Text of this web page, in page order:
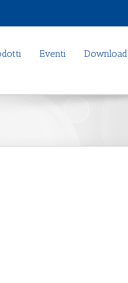
Eventi Download